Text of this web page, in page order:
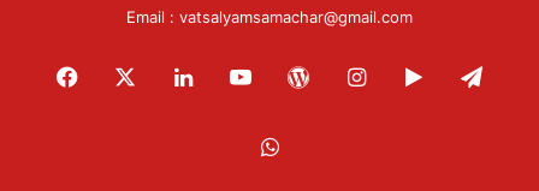
Email : vatsalyamsamachar@gmail.com
Facebook LinkedInYouTubeWordPressInstagram
Google
WhatsApp